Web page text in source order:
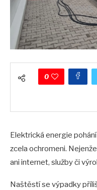
0
Elektrická energie
zcela ochromeni.
ani internet, služby či
Naštěstí se výpadky